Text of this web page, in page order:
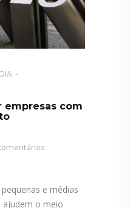
empresas com
e médias
ajudem o meio